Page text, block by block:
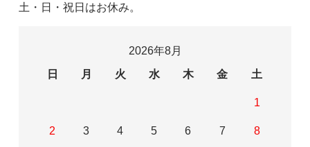
土・日・祝日はお休み。
2026年8月
日
月 火 水 木 金 土
1
2 3 4 5 6 7 8